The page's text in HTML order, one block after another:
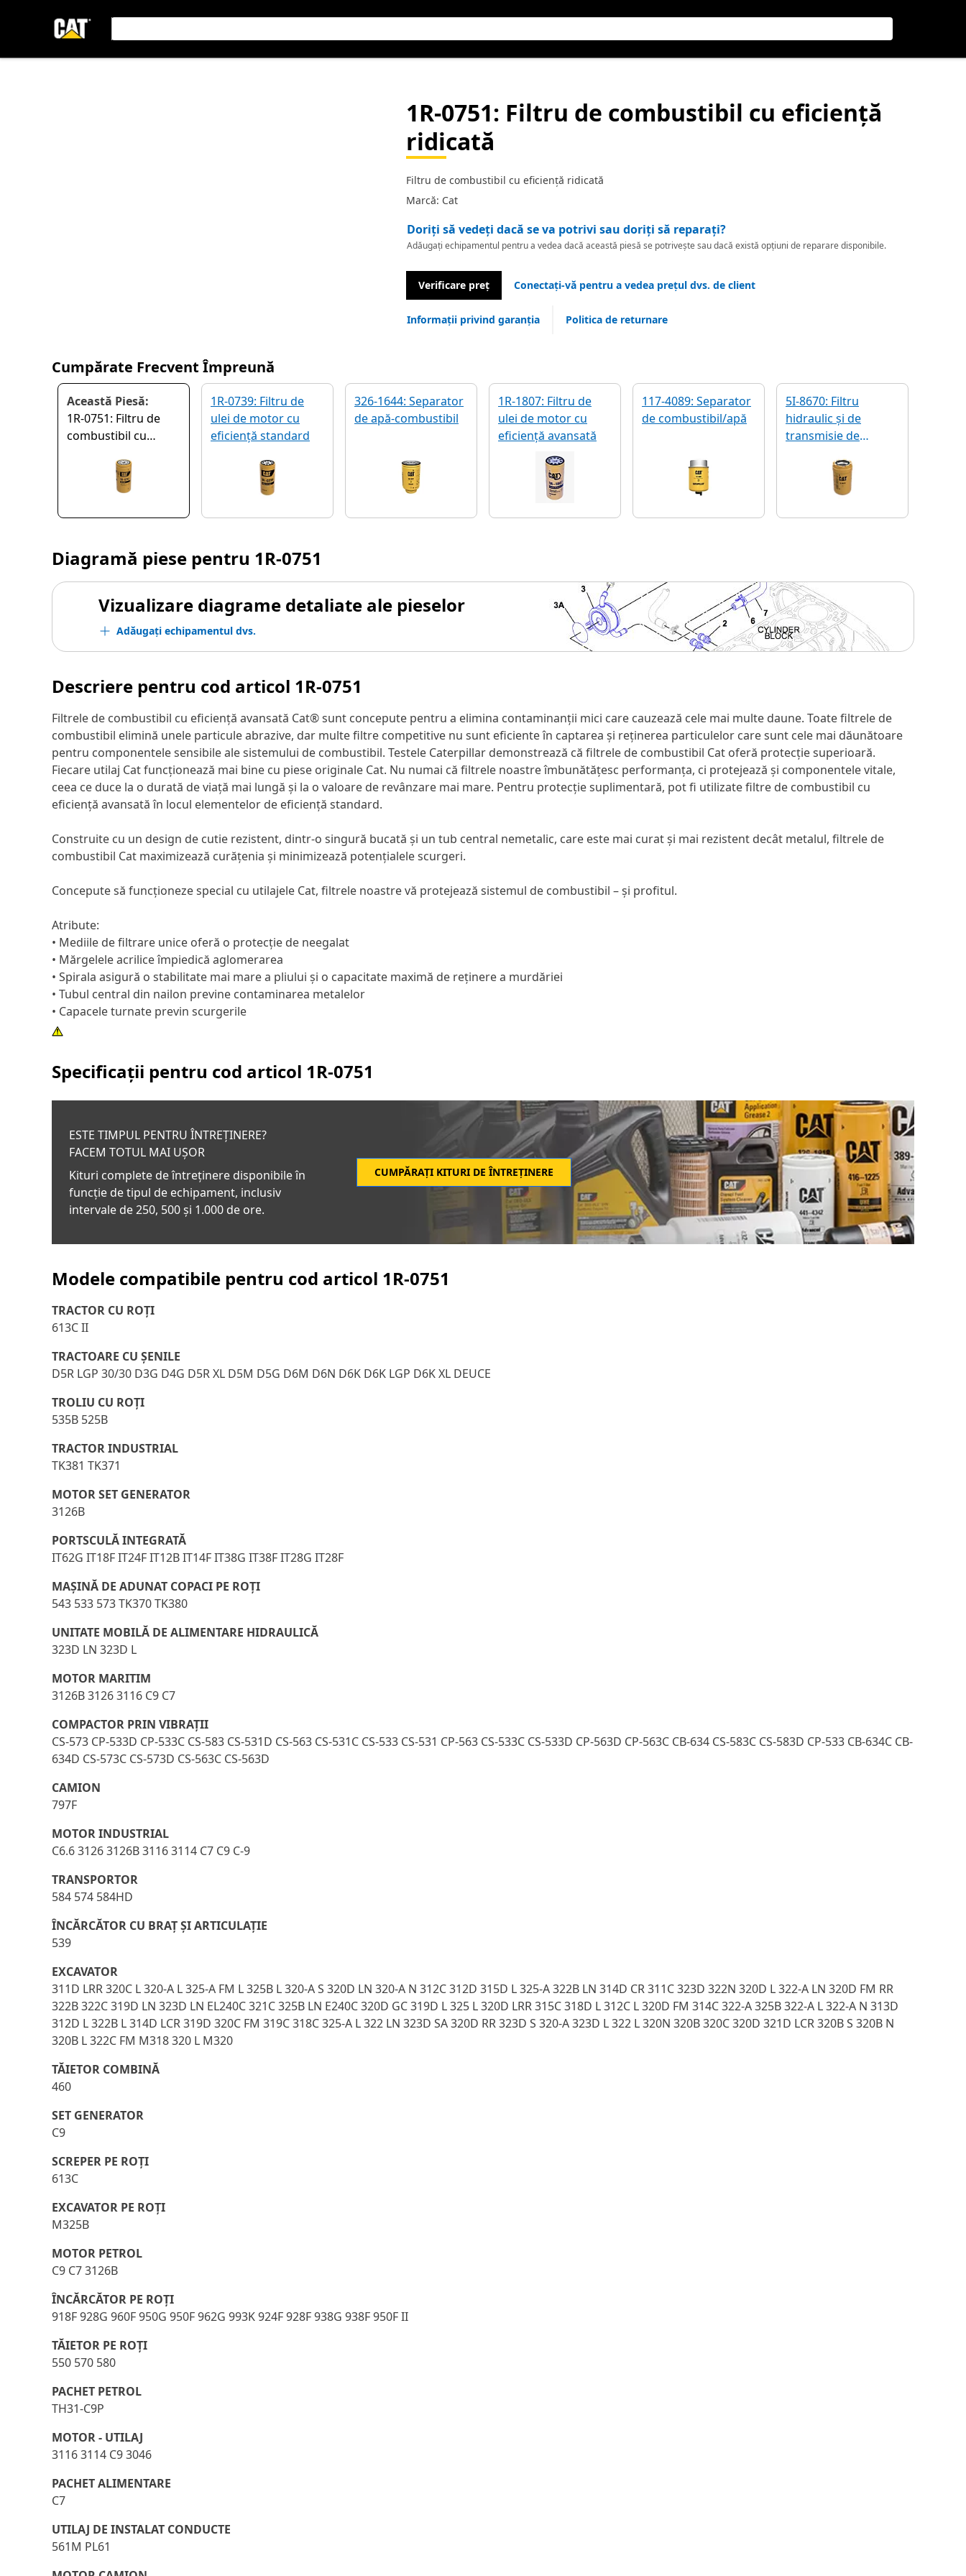
1R-0751: Filtru de combustibil cu eficiență
ridicată
Filtru de combustibil cu eficiență ridicată
Marcă: Cat
Doriți să vedeți dacă se va potrivi sau doriți să reparați?
Adăugați echipamentul pentru a vedea dacă această piesă se potrivește sau dacă există opțiuni de reparare disponibile.
Verificare preț Conectați-vă pentru a vedea prețul dvs. de client
Informații privind garanția Politica de returnare
Cumpărate Frecvent Împreună
Această Piesă:
1R-0751: Filtru de
combustibil cu
1R-0739: Filtru de
ulei de motor cu
eficiență standard
326-1644: Separator
de apă-combustibil
1R-1807: Filtru de
ulei de motor cu
eficiență avansată
117-4089: Separator
de combustibil/apă
5I-8670: Filtru
hidraulic și de
transmisie de
Diagramă piese pentru 1R-0751
Vizualizare diagrame detaliate ale pieselor
Adăugați echipamentul dvs.
Descriere pentru cod articol 1R-0751
Filtrele de combustibil cu eficiență avansată Cat® sunt concepute pentru a elimina contaminanții mici care cauzează cele mai multe daune. Toate filtrele de
combustibil elimină unele particule abrazive, dar multe filtre competitive nu sunt eficiente în captarea și reținerea particulelor care sunt cele mai dăunătoare
pentru componentele sensibile ale sistemului de combustibil. Testele Caterpillar demonstrează că filtrele de combustibil Cat oferă protecție superioară.
Fiecare utilaj Cat funcționează mai bine cu piese originale Cat. Nu numai că filtrele noastre îmbunătățesc performanța, ci protejează și componentele vitale,
ceea ce duce la o durată de viață mai lungă și la o valoare de revânzare mai mare. Pentru protecție suplimentară, pot fi utilizate filtre de combustibil cu
eficiență avansată în locul elementelor de eficiență standard.
Construite cu un design de cutie rezistent, dintr-o singură bucată și un tub central nemetalic, care este mai curat și mai rezistent decât metalul, filtrele de
combustibil Cat maximizează curățenia și minimizează potențialele scurgeri.
Concepute să funcționeze special cu utilajele Cat, filtrele noastre vă protejează sistemul de combustibil – și profitul.
Atribute:
• Mediile de filtrare unice oferă o protecție de neegalat
• Mărgelele acrilice împiedică aglomerarea
• Spirala asigură o stabilitate mai mare a pliului și o capacitate maximă de reținere a murdăriei
• Tubul central din nailon previne contaminarea metalelor
• Capacele turnate previn scurgerile
Specificații pentru cod articol 1R-0751
ESTE TIMPUL PENTRU ÎNTREȚINERE?
FACEM TOTUL MAI UȘOR
Kituri complete de întreținere disponibile în
funcție de tipul de echipament, inclusiv
intervale de 250, 500 și 1.000 de ore.
CUMPĂRAȚI KITURI DE ÎNTREȚINERE
Modele compatibile pentru cod articol 1R-0751
TRACTOR CU ROŢI
613C II
TRACTOARE CU ȘENILE
D5R LGP 30/30 D3G D4G D5R XL D5M D5G D6M D6N D6K D6K LGP D6K XL DEUCE
TROLIU CU ROŢI
535B 525B
TRACTOR INDUSTRIAL
TK381 TK371
MOTOR SET GENERATOR
3126B
PORTSCULĂ INTEGRATĂ
IT62G IT18F IT24F IT12B IT14F IT38G IT38F IT28G IT28F
MAŞINĂ DE ADUNAT COPACI PE ROŢI
543 533 573 TK370 TK380
UNITATE MOBILĂ DE ALIMENTARE HIDRAULICĂ
323D LN 323D L
MOTOR MARITIM
3126B 3126 3116 C9 C7
COMPACTOR PRIN VIBRAŢII
CS-573 CP-533D CP-533C CS-583 CS-531D CS-563 CS-531C CS-533 CS-531 CP-563 CS-533C CS-533D CP-563D CP-563C CB-634 CS-583C CS-583D CP-533 CB-634C CB-
634D CS-573C CS-573D CS-563C CS-563D
CAMION
797F
MOTOR INDUSTRIAL
C6.6 3126 3126B 3116 3114 C7 C9 C-9
TRANSPORTOR
584 574 584HD
ÎNCĂRCĂTOR CU BRAŢ ŞI ARTICULAŢIE
539
EXCAVATOR
311D LRR 320C L 320-A L 325-A FM L 325B L 320-A S 320D LN 320-A N 312C 312D 315D L 325-A 322B LN 314D CR 311C 323D 322N 320D L 322-A LN 320D FM RR
322B 322C 319D LN 323D LN EL240C 321C 325B LN E240C 320D GC 319D L 325 L 320D LRR 315C 318D L 312C L 320D FM 314C 322-A 325B 322-A L 322-A N 313D
312D L 322B L 314D LCR 319D 320C FM 319C 318C 325-A L 322 LN 323D SA 320D RR 323D S 320-A 323D L 322 L 320N 320B 320C 320D 321D LCR 320B S 320B N
320B L 322C FM M318 320 L M320
TĂIETOR COMBINĂ
460
SET GENERATOR
C9
SCREPER PE ROŢI
613C
EXCAVATOR PE ROŢI
M325B
MOTOR PETROL
C9 C7 3126B
ÎNCĂRCĂTOR PE ROŢI
918F 928G 960F 950G 950F 962G 993K 924F 928F 938G 938F 950F II
TĂIETOR PE ROȚI
550 570 580
PACHET PETROL
TH31-C9P
MOTOR - UTILAJ
3116 3114 C9 3046
PACHET ALIMENTARE
C7
UTILAJ DE INSTALAT CONDUCTE
561M PL61